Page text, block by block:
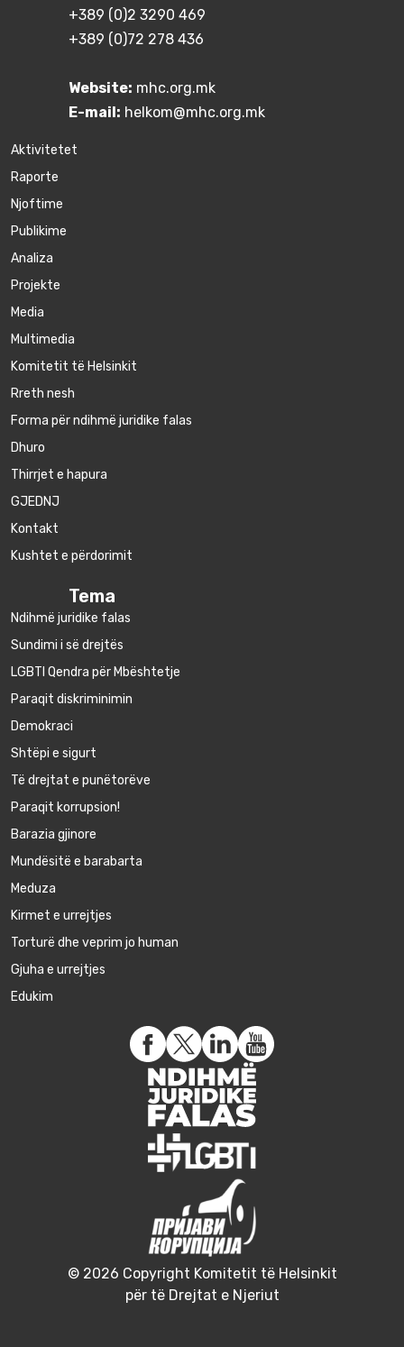
+389 (0)2 3290 469
+389 (0)72 278 436
Website: mhc.org.mk
E-mail: helkom@mhc.org.mk
Aktivitetet
Raporte
Njoftime
Publikime
Аnaliza
Projekte
Media
Multimedia
Komitetit të Helsinkit
Rreth nesh
Forma për ndihmë juridike falas
Dhuro
Thirrjet e hapura
GJEDNJ
Kontakt
Kushtet e përdorimit
Tema
Ndihmë juridike falas
Sundimi i së drejtës
LGBTI Qendra për Mbështetje
Paraqit diskriminimin
Demokraci
Shtëpi e sigurt
Të drejtat e punëtorëve
Paraqit korrupsion!
Barazia gjinore
Mundësitë e barabarta
Meduza
Kirmet e urrejtjes
Torturë dhe veprim jo human
Gjuha e urrejtjes
Edukim
© 2026 Copyright Komitetit të Helsinkit
për të Drejtat e Njeriut